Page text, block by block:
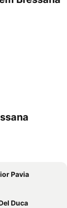
Pavia
Duca